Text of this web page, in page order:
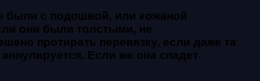
были с подошвой, или кожаной
они были толстыми, не
протирать перевязку, если даже та
Если же она спадет